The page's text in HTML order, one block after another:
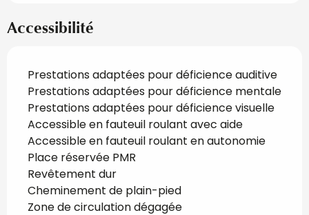
Accessibilité
Prestations adaptées pour déficience auditive
Prestations adaptées pour déficience mentale
Prestations adaptées pour déficience visuelle
Accessible en fauteuil roulant avec aide
Accessible en fauteuil roulant en autonomie
Place réservée PMR
Revêtement dur
Cheminement de plain-pied
Zone de circulation dégagée